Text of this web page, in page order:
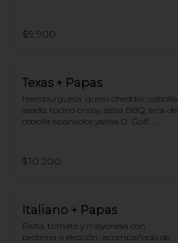
$9.900
Texas + Papas
Hamburguesa, queso cheddar, cebolla
asada, tocino crispy, salsa BBQ, aros de
cebolla apanados ysalsa D´Golf.
$10.200
Italiano + Papas
Palta, tomate y mayonesa con
proteína a elección.; acompañado de